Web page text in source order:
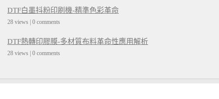
DTF白墨抖粉印刷機-精準色彩革命
28 views | 0 comments
DTF熱轉印膠膜-多材質布料革命性應用解析
28 views | 0 comments